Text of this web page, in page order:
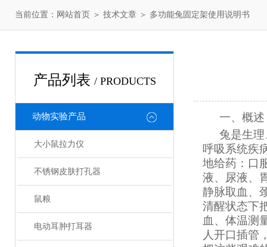
当前位置： 网站首页 ＞ 技术文章 ＞ 多功能兔固定架使用说明书
产品列表 / PRODUCTS
动物实验产品
大小鼠拉力仪
不锈钢皮肤打孔器
鼠粮
电动耳肿打耳器
一、概述
兔是生
呼吸系统疾
地给药：口
液、尿液、
静脉取血、
清醒状态下
血、体温测
人开口插管